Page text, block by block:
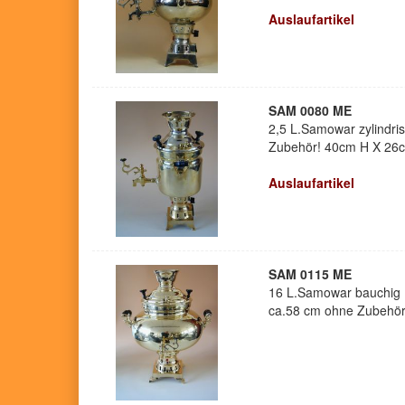
Auslaufartikel
SAM 0080 ME
2,5 L.Samowar
Zubehör! 40cm H X
Auslaufartikel
SAM 0115 ME
16 L.Samowar
ca.58 cm ohne Zubehör